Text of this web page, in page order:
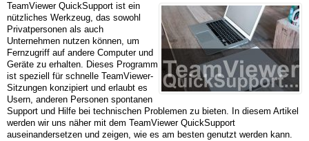
TeamViewer QuickSupport ist ein
nützliches Werkzeug, das sowohl
Privatpersonen als auch
Unternehmen nutzen können, um
Fernzugriff auf andere Computer und
Geräte zu erhalten. Dieses Programm
ist speziell für schnelle TeamViewer-
Sitzungen konzipiert und erlaubt es
Usern, anderen Personen spontanen
Support und Hilfe bei technischen Problemen zu bieten. In diesem Artikel
werden wir uns näher mit dem TeamViewer QuickSupport
auseinandersetzen und zeigen, wie es am besten genutzt werden kann.